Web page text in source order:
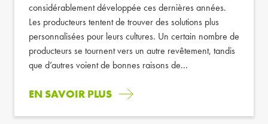
considérablement développée ces dernières années.
Les producteurs tentent de trouver des solutions plus
personnalisées pour leurs cultures. Un certain nombre de
producteurs se tournent vers un autre revêtement, tandis
que d’autres voient de bonnes raisons de...
EN SAVOIR PLUS